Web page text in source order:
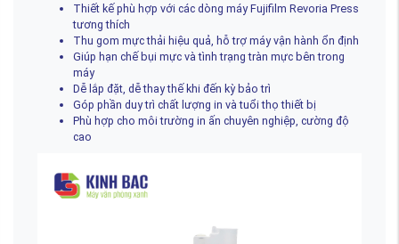
Thiết kế phù hợp với các dòng máy Fujifilm Revoria Press
tương thích
Thu gom mực thải hiệu quả, hỗ trợ máy vận hành ổn định
Giúp hạn chế bụi mực và tình trạng tràn mực bên trong
máy
Dễ lắp đặt, dễ thay thế khi đến kỳ bảo trì
Góp phần duy trì chất lượng in và tuổi thọ thiết bị
Phù hợp cho môi trường in ấn chuyên nghiệp, cường độ
cao